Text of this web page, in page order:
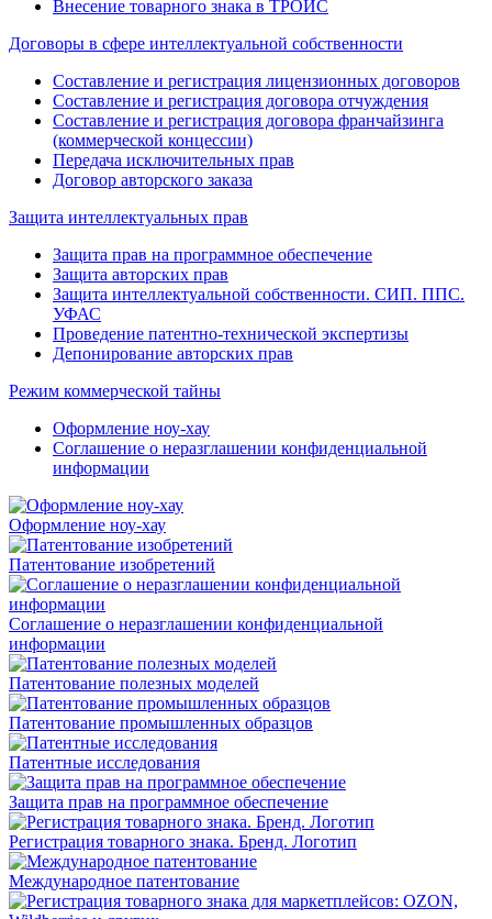
Внесение товарного знака в ТРОИС
Договоры в сфере интеллектуальной собственности
Составление и регистрация лицензионных договоров
Составление и регистрация договора отчуждения
Составление и регистрация договора франчайзинга
(коммерческой концессии)
Передача исключительных прав
Договор авторского заказа
Защита интеллектуальных прав
Защита прав на программное обеспечение
Защита авторских прав
Защита интеллектуальной собственности. СИП. ППС.
УФАС
Проведение патентно-технической экспертизы
Депонирование авторских прав
Режим коммерческой тайны
Оформление ноу-хау
Соглашение о неразглашении конфиденциальной
информации
Оформление ноу-хау
Патентование изобретений
Соглашение о неразглашении конфиденциальной
информации
Патентование полезных моделей
Патентование промышленных образцов
Патентные исследования
Защита прав на программное обеспечение
Регистрация товарного знака. Бренд. Логотип
Международное патентование